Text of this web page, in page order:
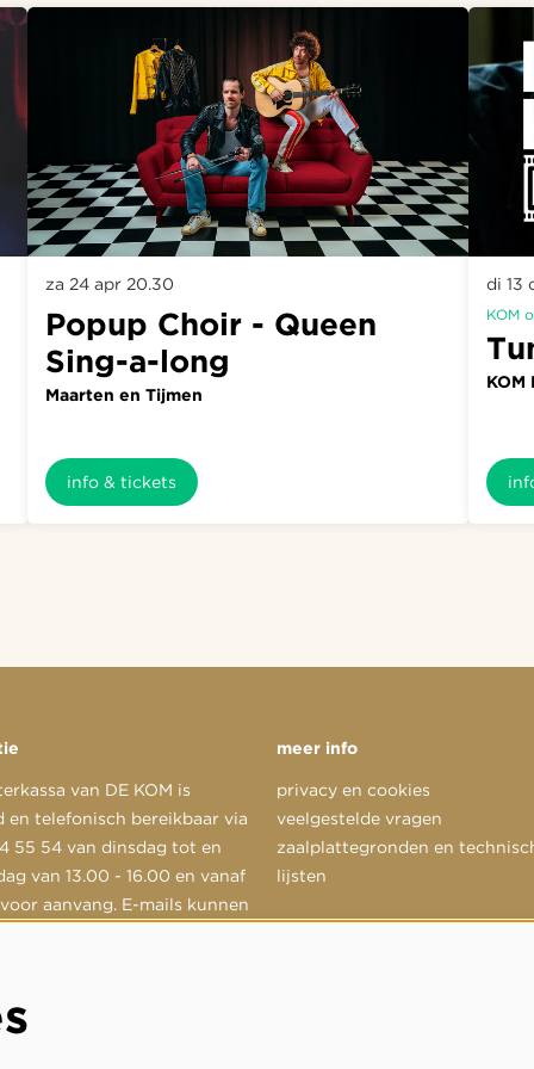
Popup Choir - Queen
Sing-a-long
Maarten en Tijmen
za 24 apr 20.30
info & tickets
KOM
KOM
di 13
van DE KOM is
en telefonisch bereikbaar via
55 54 van dinsdag tot en
van 13.00 - 16.00 en vanaf
aanvang. E-mails kunnen
meer info
privacy en cookies
veelgestelde vragen
zaalplattegronden en
lijsten